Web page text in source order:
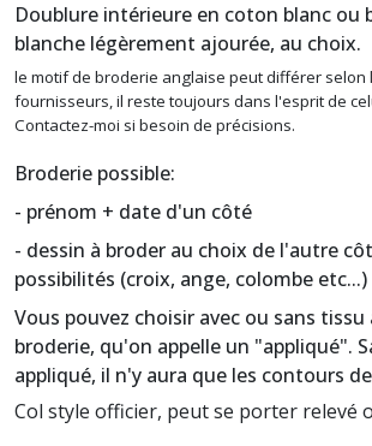
Doublure intérieure en coton blanc ou
blanche légèrement ajourée, au choix.
le motif de broderie anglaise peut différer selon
fournisseurs, il reste toujours dans l'esprit de
Contactez-moi si besoin de précisions.
Broderie possible:
- prénom + date d'un côté
- dessin à broder au choix de l'autre
possibilités (croix, ange, colombe etc...)
Vous pouvez choisir avec ou sans
broderie, qu'on appelle un "appliqué".
appliqué, il n'y aura que les contours
Col style officier, peut se porter relevé